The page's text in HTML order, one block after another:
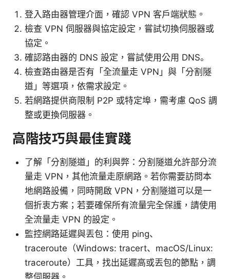
登入路由器管理介面，確認 VPN 客戶端狀態。
檢查 VPN 伺服器與協定設定，嘗試切換伺服器或
協定。
確認路由器的 DNS 設定，嘗試使用公用 DNS。
檢查路由器是否有「全流量走 VPN」與「分割隧
道」等選項，依需求設定。
若網路提供商限制 P2P 或特定埠，需考慮 QoS 調
整或更換伺服器。
高階技巧與最佳實踐
了解「分割隧道」的利與弊：分割隧道允許部分流
量走 VPN，其他流量走原網路。若你需要訪問本
地網路設備，同時開啟 VPN，分割隧道可以是一
個折衷方案；若要確保所有流量完全保護，請使用
全流量走 VPN 的設定。
監控網路延遲與丟包：使用 ping、
traceroute（Windows: tracert、macOS/Linux:
traceroute）工具，找出延遲高或丟包的節點，調
整伺服器。